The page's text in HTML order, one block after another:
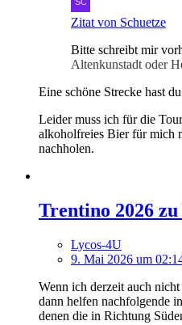
Zitat von Schuetze
Bitte schreibt mir
Altenkunstadt oder
Eine schöne Strecke hast
Leider muss ich für die
alkoholfreies Bier für mich
nachholen.
Trentino 2026
Lycos-4U
9. Mai 2026 um
Wenn ich derzeit auch
dann helfen nachfolgende
denen die in Richtung